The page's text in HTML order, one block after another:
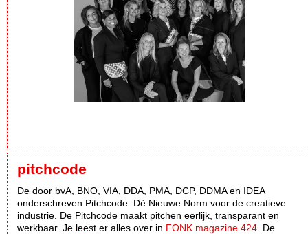
pitchcode
De door bvA, BNO, VIA, DDA, PMA, DCP, DDMA en IDEA
onderschreven Pitchcode. Dè Nieuwe Norm voor de creatieve
industrie. De Pitchcode maakt pitchen eerlijk, transparant en
werkbaar. Je leest er alles over in FONK magazine 424 . De